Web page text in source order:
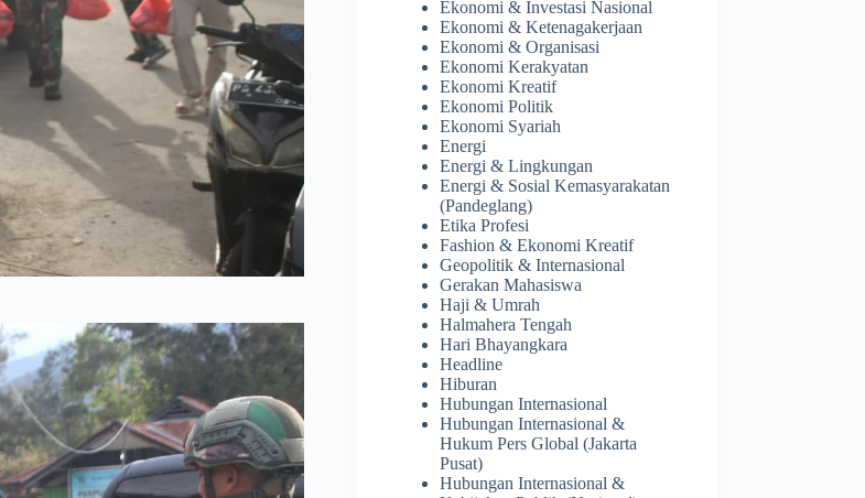
Ekonomi & Investasi Nasional
Ekonomi & Ketenagakerjaan
Ekonomi & Organisasi
Ekonomi Kerakyatan
Ekonomi Kreatif
Ekonomi Politik
Ekonomi Syariah
Energi
Energi & Lingkungan
Energi & Sosial Kemasyarakatan
(Pandeglang)
Etika Profesi
Fashion & Ekonomi Kreatif
Geopolitik & Internasional
Gerakan Mahasiswa
Haji & Umrah
Halmahera Tengah
Hari Bhayangkara
Headline
Hiburan
Hubungan Internasional
Hubungan Internasional &
Hukum Pers Global (Jakarta
Pusat)
Hubungan Internasional &